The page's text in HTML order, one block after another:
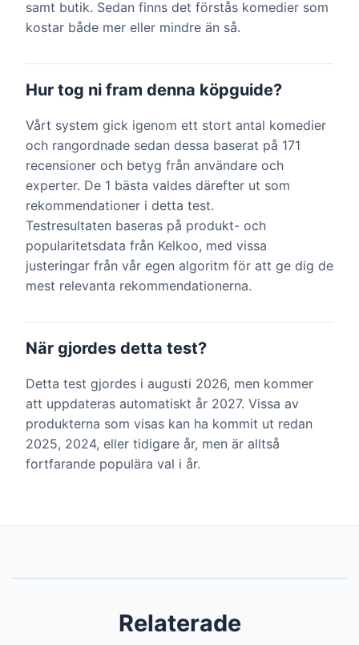
samt butik. Sedan finns det förstås komedier som
kostar både mer eller mindre än så.
Hur tog ni fram denna köpguide?
Vårt system gick igenom ett stort antal komedier
och rangordnade sedan dessa baserat på 171
recensioner och betyg från användare och
experter. De 1 bästa valdes därefter ut som
rekommendationer i detta test.
Testresultaten baseras på produkt- och
popularitetsdata från Kelkoo, med vissa
justeringar från vår egen algoritm för att ge dig de
mest relevanta rekommendationerna.
När gjordes detta test?
Detta test gjordes i augusti 2026, men kommer
att uppdateras automatiskt år 2027. Vissa av
produkterna som visas kan ha kommit ut redan
2025, 2024, eller tidigare år, men är alltså
fortfarande populära val i år.
Relaterade